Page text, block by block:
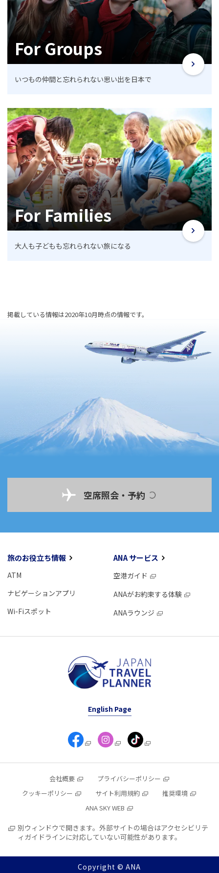
For Groups
いつもの仲間と忘れられない思い出を日本で
For Families
大人も子どもも忘れられない旅になる
掲載している情報は2020年10月時点の情報です。
空席照会・予約
旅のお役立ち情報
ATM
ナビゲーションアプリ
Wi-Fiスポット
ANA サービス
空港ガイド
ANAがお約束する体験
ANAラウンジ
English Page
会社概要
プライバシーポリシー
クッキーポリシー
サイト利用規約
推奨環境
ANA SKY WEB
別ウィンドウで開きます。外部サイトの場合はアクセシビリテ
ィガイドラインに対応していない可能性があります。
Copyright © ANA